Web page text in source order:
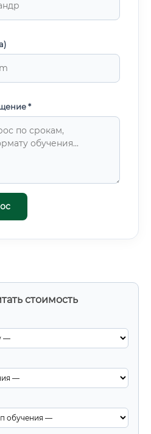
стоимость
*